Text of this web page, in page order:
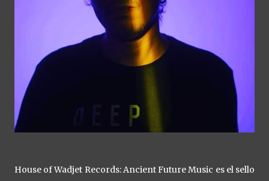
House of Wadjet Records: Ancient Future Music es el sello